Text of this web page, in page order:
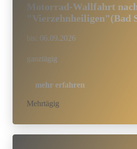
Motorrad-Wallfahrt
"Vierzehnheiligen"(Bad
bis: 06.09.2026
ganztägig
mehr erfahren
Mehrtägig